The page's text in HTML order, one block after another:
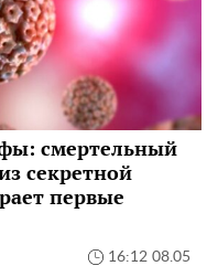
смертельный
секретной
первые
16:12 08.05